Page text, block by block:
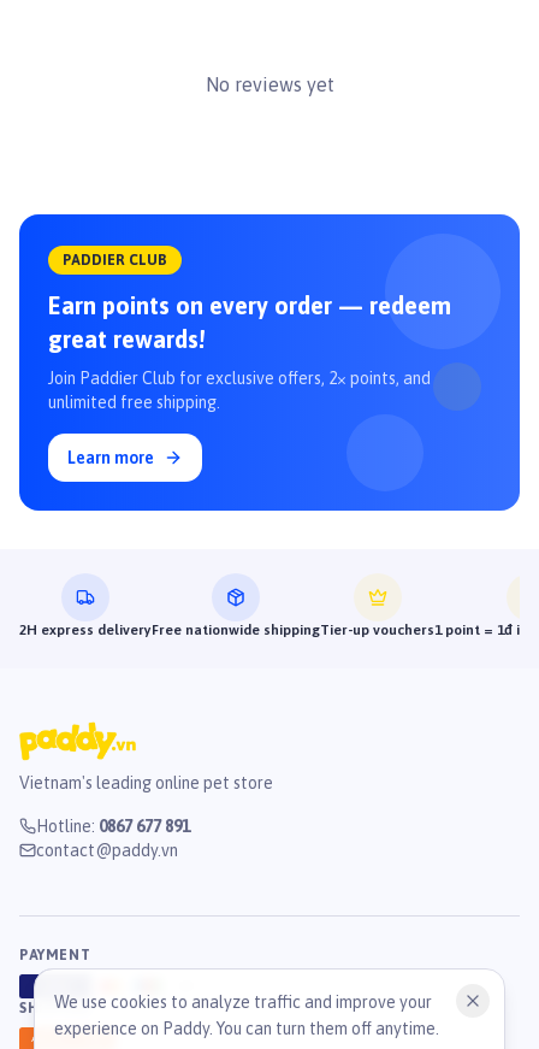
No reviews yet
PADDIER CLUB
Earn points on every order — redeem
great rewards!
Join Paddier Club for exclusive offers, 2× points, and
unlimited free shipping.
Learn more
2H express deliveryFree nationwide shippingTier-up vouchers1 point = 1đ
Vietnam's leading online pet store
Hotline: 0867 677 891
contact@paddy.vn
PAYMENT
SHIPPING
Ahamove
We use cookies to analyze traffic and improve your
experience on Paddy. You can turn them off anytime.